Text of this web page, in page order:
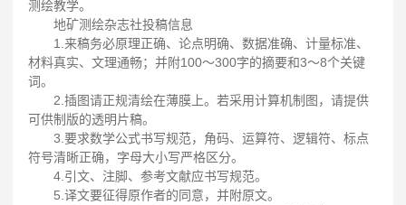
测绘教学。
地矿测绘杂志社投稿信息
1.来稿务必原理正确、论点明确、数据准确、计量标准、
材料真实、文理通畅；并附100～300字的摘要和3～8个关键
词。
2.插图请正规清绘在薄膜上。若采用计算机制图，请提供
可供制版的透明片稿。
3.要求数学公式书写规范，角码、运算符、逻辑符、标点
符号清晰正确，字母大小写严格区分。
4.引文、注脚、参考文献应书写规范。
5.译文要征得原作者的同意，并附原文。